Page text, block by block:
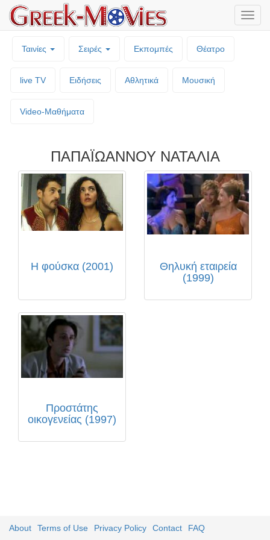
Ταινίες Σειρές Εκπομπές Θέατρο
live TV Ειδήσεις Αθλητικά Μουσική
Video-Mαθήματα
ΠΑΠΑΪΩΑΝΝΟΥ ΝΑΤΑΛΙΑ
Η φούσκα (2001)
Θηλυκή εταιρεία
(1999)
Προστάτης
οικογενείας (1997)
About Terms of Use Privacy Policy Contact FAQ